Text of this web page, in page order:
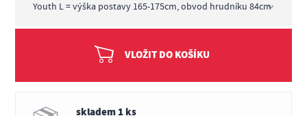
VLOŽIT DO KOŠÍKU
skladem 1 ks